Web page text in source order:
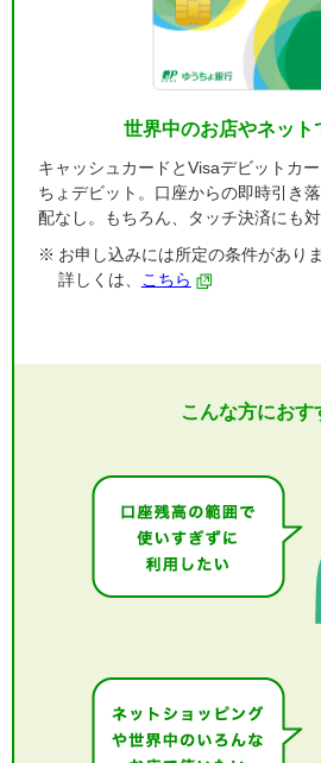
世界中のお店やネット
キャッシュカードとVisaデビットカ
ちょデビット。口座からの即時引き
配なし。もちろん、タッチ決済にも対
お申し込みには所定の条件がありま
詳しくは、
こちら
こんな方におす